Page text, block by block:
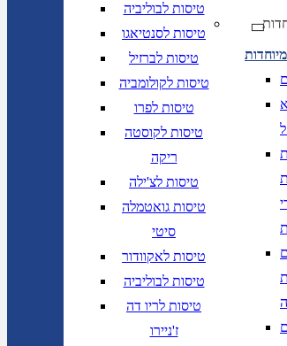
טיסות לבוליביה
טיסות לסנטיאגו
טיסות לברזיל
טיסות לקולומביה
טיסות לפרו
טיסות לקוסטה
ריקה
טיסות לצ'ילה
טיסות גואטמלה
סיטי
טיסות לאקוודור
טיסות לבוליביה
טיסות לריו דה
ז'ניירו